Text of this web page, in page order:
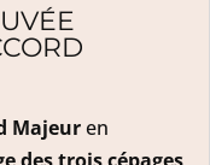
Majeuren